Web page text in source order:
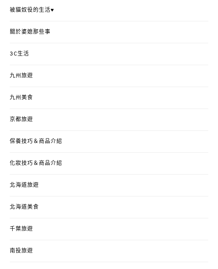
被貓奴役的生活♥
關於婆媳那些事
3C生活
九州旅遊
九州美食
京都旅遊
保養技巧＆商品介紹
化妝技巧＆商品介紹
北海道旅遊
北海道美食
千葉旅遊
南投旅遊